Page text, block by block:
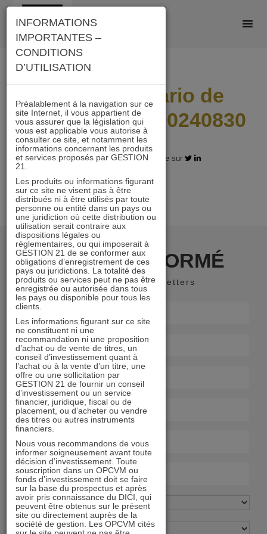
Skip
content
A21_I_Scenario de
performance_20240830
17.12.2024 - Partagez l'article sur
RESTER INFORMÉ
Recevoir nos newsletters
INFORMATIONS
IMPORTANTES –
CONDITIONS
D’UTILISATION
Préalablement à la navigation sur ce
site Internet, il vous appartient de
vous assurer que la législation qui
vous est applicable vous autorise à
consulter ce site, et notamment les
informations concernant les produits
et services proposés par GESTION
21.
Les produits ou informations figurant
sur ce site ne visent pas à être
distribués ni à être utilisés par toute
personne ou entité dans un pays ou
une juridiction où cette distribution ou
utilisation serait contraire aux
dispositions légales ou
réglementaires, ou qui imposerait à
GESTION 21 de se conformer aux
obligations d’enregistrement de ces
pays ou juridictions. La totalité des
produits ou services peut ne pas être
enregistrée ou autorisée dans tous
les pays ou disponible pour tous les
clients.
Les informations figurant sur ce site
ne constituent ni une
recommandation ni une proposition
d’achat ou de vente de titres, un
conseil d’investissement quant à
l’achat ou à la vente d’un titre, une
offre ou une sollicitation par
GESTION 21 de fournir un conseil
d’investissement ou un service
financier, juridique, fiscal ou de
placement, ou d’acheter ou vendre
des titres ou autres instruments
financiers.
Nous vous recommandons de vous
informer soigneusement avant toute
décision d’investissement. Toute
souscription dans un OPCVM ou
fonds d’investissement doit se faire
sur la base du prospectus et après
avoir pris connaissance du DICI, qui
peuvent être obtenus sur le présent
site ou directement auprès de la
société de gestion. Les OPCVM cités